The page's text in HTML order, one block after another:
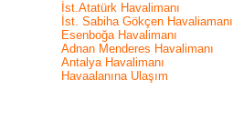
İst.Atatürk Havalimanı
İst. Sabiha Gökçen Havaliamanı
Esenboğa Havalimanı
Adnan Menderes Havalimanı
Antalya Havalimanı
Havaalanına Ulaşım